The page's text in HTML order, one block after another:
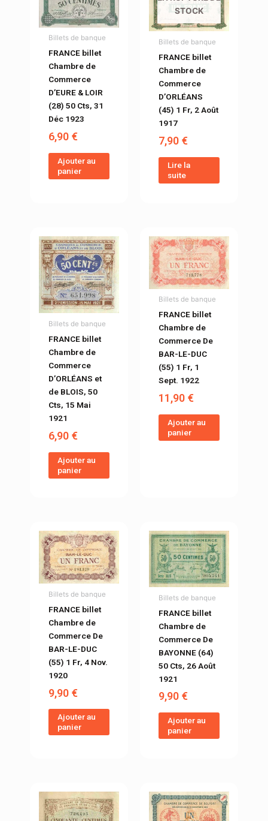
Billets de banque
FRANCE billet
Chambre de
Commerce
D’EURE & LOIR
(28) 50 Cts, 31
Déc 1923
6,90€
Ajouter au
panier
STOCK
Billets de banque
FRANCE billet
Chambre de
Commerce
D’ORLÉANS
(45) 1 Fr, 2 Août
1917
7,90€
Lire la
suite
Billets de banque
FRANCE billet
Chambre de
Commerce
D’ORLÉANS et
de BLOIS, 50
Cts, 15 Mai
1921
6,90€
Ajouter au
panier
Billets de banque
FRANCE billet
Chambre de
Commerce De
BAR-LE-DUC
(55) 1 Fr, 1
Sept. 1922
11,90€
Ajouter au
panier
Billets de banque
FRANCE billet
Chambre de
Commerce De
BAR-LE-DUC
(55) 1 Fr, 4 Nov.
1920
9,90€
Ajouter au
panier
Billets de banque
FRANCE billet
Chambre de
Commerce De
BAYONNE (64)
50 Cts, 26 Août
1921
9,90€
Ajouter au
panier